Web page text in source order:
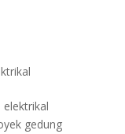
gedung